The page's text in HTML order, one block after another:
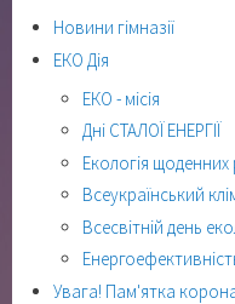
Новини гімназії
ЕКО Дія
ЕКО - місія
Дні СТАЛОЇ ЕНЕРГІЇ
Екологія щоденних
Всеукраїнський
Всесвітній день
Увага! Пам'ятка